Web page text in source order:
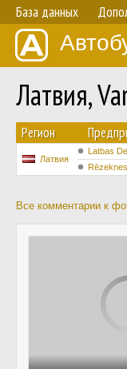
База данных
Латвия,
Регион
Латвия
Latbas
Все комментарии к